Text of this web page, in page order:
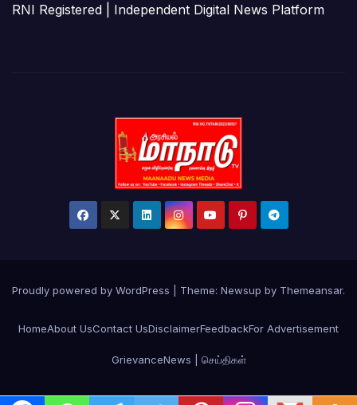
RNI Registered | Independent Digital News Platform
Proudly powered by WordPress Theme: Newsup by Themeansar.
HomeAbout UsContact UsDisclaimerFeedbackFor Advertisement
GrievanceNews | செய்திகள்